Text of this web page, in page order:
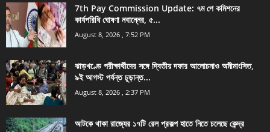
7th Pay Commission Update: ৭ম পে কমিশনের
কার্যপরিধি ঘোষণা নবান্নের, ৫...
August 8, 2026 , 7:52 PM
ঝাড়খণ্ডে পরীক্ষার্থীদের সঙ্গে দ্বিতীয় দফার আলোচনাও অমীমাংসিত,
৯ই আগস্ট পর্যন্ত চূড়ান্ত...
August 8, 2026 , 2:37 PM
আটকে থাকা রাজ্যের ১৭টি রেল প্রকল্প হাতে নিতে চলেছে কেন্দ্র